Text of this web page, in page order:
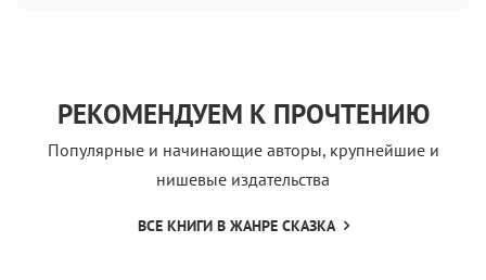
РЕКОМЕНДУЕМ К ПРОЧТЕНИЮ
Популярные и начинающие авторы, крупнейшие и
нишевые издательства
ВСЕ КНИГИ В ЖАНРЕ СКАЗКА